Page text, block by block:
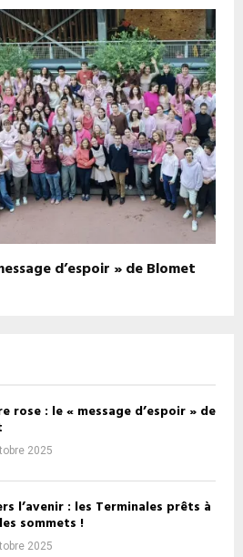
d’espoir » de Blomet
rose : le « message d’espoir » de
2025
l’avenir : les Terminales prêts à
sommets !
2025